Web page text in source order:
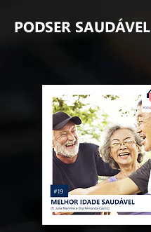
PODSER SAUDÁVEL